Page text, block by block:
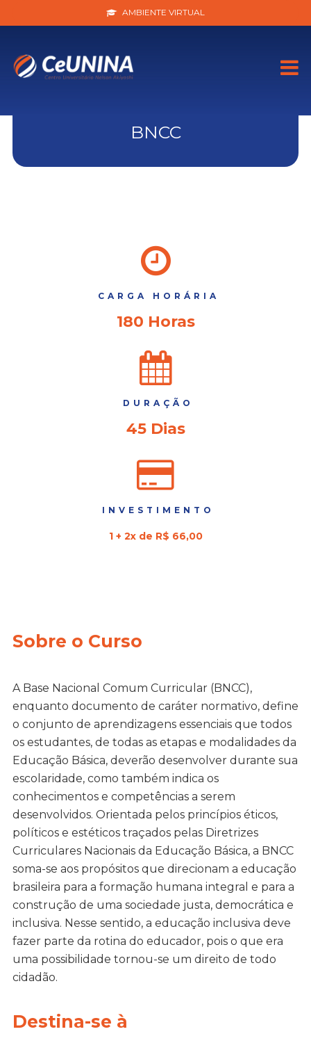
AMBIENTE VIRTUAL
BNCC
CARGA HORÁRIA
180 Horas
DURAÇÃO
45 Dias
INVESTIMENTO
1 + 2x de R$ 66,00
Sobre o Curso
A Base Nacional Comum Curricular (BNCC),
enquanto documento de caráter normativo, define
o conjunto de aprendizagens essenciais que todos
os estudantes, de todas as etapas e modalidades da
Educação Básica, deverão desenvolver durante sua
escolaridade, como também indica os
conhecimentos e competências a serem
desenvolvidos. Orientada pelos princípios éticos,
políticos e estéticos traçados pelas Diretrizes
Curriculares Nacionais da Educação Básica, a BNCC
soma-se aos propósitos que direcionam a educação
brasileira para a formação humana integral e para a
construção de uma sociedade justa, democrática e
inclusiva. Nesse sentido, a educação inclusiva deve
fazer parte da rotina do educador, pois o que era
uma possibilidade tornou-se um direito de todo
cidadão.
Destina-se à